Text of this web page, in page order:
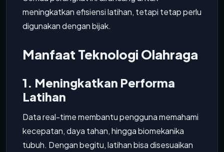
meningkatkan efisiensi latihan, tetapi tetap perlu
digunakan dengan bijak.
Manfaat Teknologi Olahraga
1. Meningkatkan Performa
Latihan
Data real-time membantu pengguna memahami
kecepatan, daya tahan, hingga biomekanika
tubuh. Dengan begitu, latihan bisa disesuaikan